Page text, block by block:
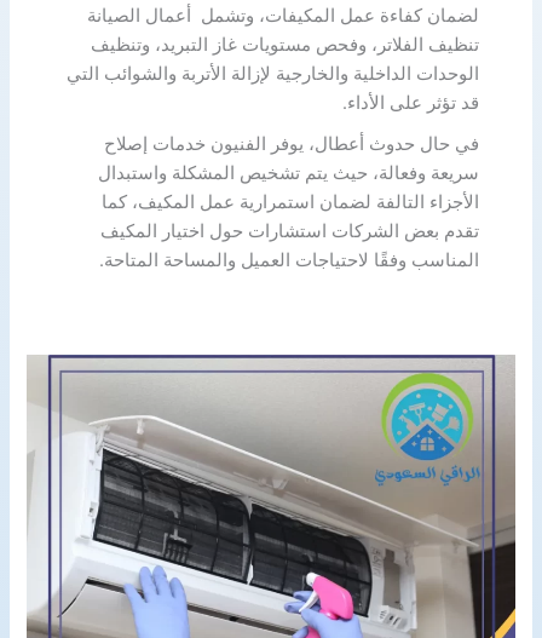
لضمان كفاءة عمل المكيفات، وتشمل أعمال الصيانة
تنظيف الفلاتر، وفحص مستويات غاز التبريد، وتنظيف
الوحدات الداخلية والخارجية لإزالة الأتربة والشوائب التي
قد تؤثر على الأداء.
في حال حدوث أعطال، يوفر الفنيون خدمات إصلاح
سريعة وفعالة، حيث يتم تشخيص المشكلة واستبدال
الأجزاء التالفة لضمان استمرارية عمل المكيف، كما
تقدم بعض الشركات استشارات حول اختيار المكيف
المناسب وفقًا لاحتياجات العميل والمساحة المتاحة.